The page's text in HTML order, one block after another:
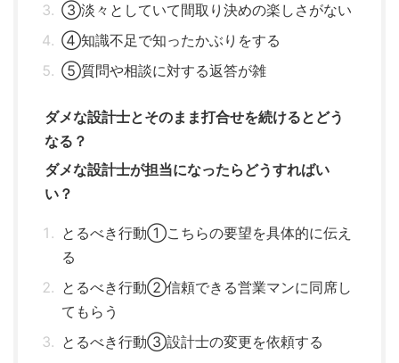
③淡々としていて間取り決めの楽しさがない
④知識不足で知ったかぶりをする
⑤質問や相談に対する返答が雑
ダメな設計士とそのまま打合せを続けるとどう
なる？
ダメな設計士が担当になったらどうすればい
い？
とるべき行動①こちらの要望を具体的に伝え
る
とるべき行動②信頼できる営業マンに同席し
てもらう
とるべき行動③設計士の変更を依頼する